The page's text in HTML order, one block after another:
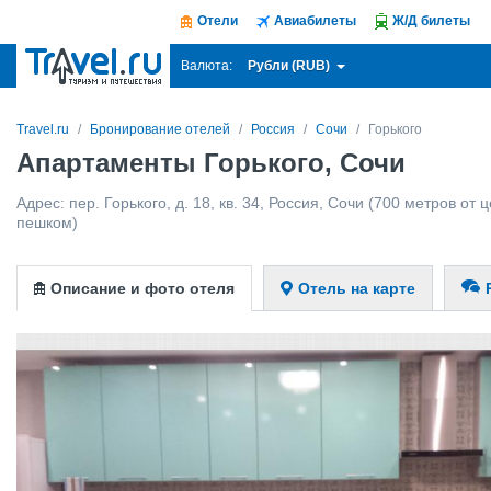
Отели Авиабилеты Ж/Д билеты
Валюта: Рубли (RUB)
Travel.ru Бронирование отелей Россия Сочи Горького
Апартаменты Горького, Сочи
Адрес: пер. Горького, д. 18, кв. 34 Россия Сочи (700 метров от
пешком)
Описание и фото отеля Отель на карте